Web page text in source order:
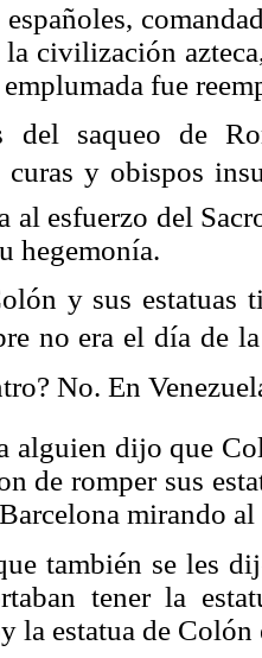
la civilización
fue
del saqueo de
curas y obispos
al esfuerzo del
hegemonía.
y sus estatuas
no era el día de
No. En
alguien dijo que
de romper sus
mirando
también se les
tener la
la estatua de